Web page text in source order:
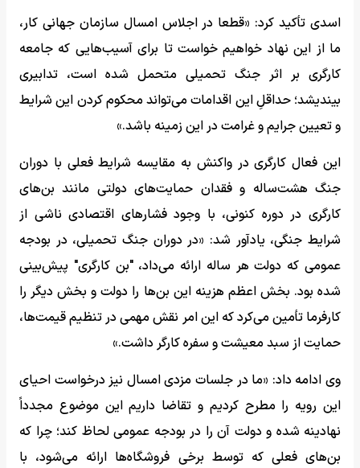
اسدی تأکید کرد: «قطعا در اجلاس امسال سازمان جهانی کار،
ما از این نهاد خواهیم خواست تا برای آسیب‌هایی که جامعه
کارگری بر اثر جنگ تحمیلی متحمل شده است، تدابیری
بیندیشد؛ حداقلِ این اقدامات می‌تواند محکوم کردن این شرایط
و تعیین جرایم و غرامت در این زمینه باشد.»
این فعال کارگری در واکنش به مقایسه شرایط فعلی با دوران
جنگ هشت‌ساله و فقدان حمایت‌های دولتی مانند بن‌های
کارگری در دوره کنونی، با وجود فشارهای اقتصادی ناشی از
شرایط جنگی، یادآور شد: «در دوران جنگ تحمیلی، در بودجه
عمومی که دولت هر ساله ارائه می‌داد، "بن کارگری" پیش‌بینی
شده بود. بخش اعظم هزینه این بن‌ها را دولت و بخش دیگر را
کارفرما تأمین می‌کرد که این امر نقش مهمی در تنظیم قیمت‌ها،
حمایت از سبد معیشت و سفره کارگر داشت.»
وی ادامه داد: «ما در جلسات مزدی امسال نیز درخواست احیای
این رویه را مطرح کردیم و تقاضا داریم این موضوع مجدداً
نهادینه شده و دولت آن را در بودجه عمومی لحاظ کند؛ چرا که
بن‌های فعلی که توسط برخی فروشگاه‌ها ارائه می‌شود، با